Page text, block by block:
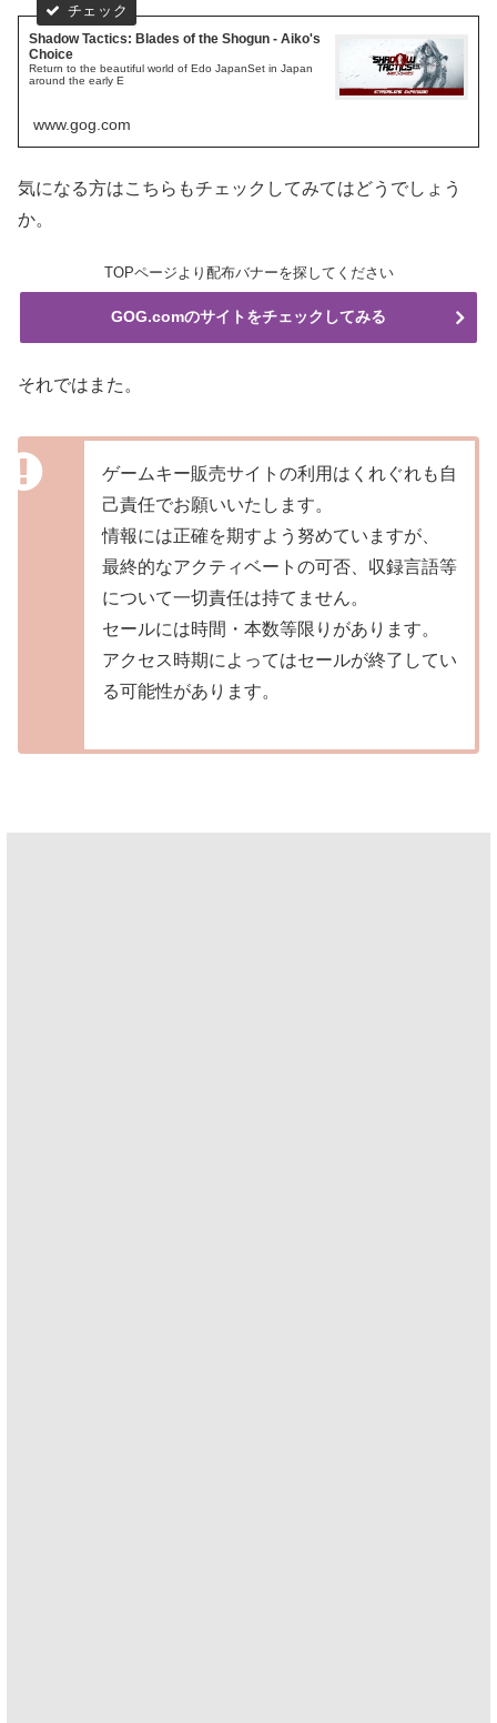
Shadow Tactics: Blades of the Shogun - Aiko's
Choice
Return to the beautiful world of Edo JapanSet in Japan
around the early E
www.gog.com
気になる方はこちらもチェックしてみてはどうでしょう
か。
TOPページより配布バナーを探してください
GOG.comのサイトをチェックしてみる
それではまた。
ゲームキー販売サイトの利用はくれぐれも自
己責任でお願いいたします。
情報には正確を期すよう努めていますが、
最終的なアクティベートの可否、収録言語等
について一切責任は持てません。
セールには時間・本数等限りがあります。
アクセス時期によってはセールが終了してい
る可能性があります。